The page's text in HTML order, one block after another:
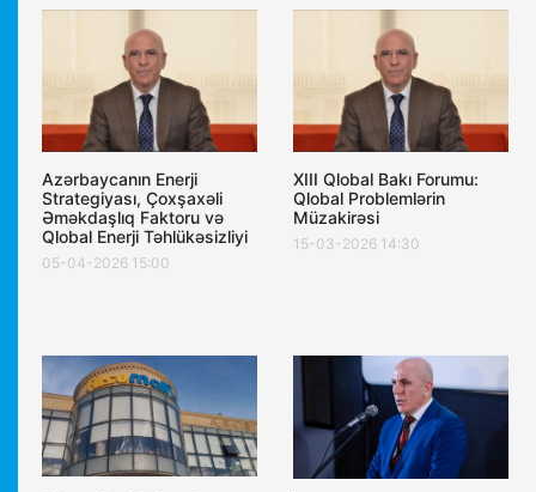
Azərbaycanın Enerji
Strategiyası, Çoxşaxəli
Əməkdaşlıq Faktoru və
Qlobal Enerji Təhlükəsizliyi
05-04-2026 15:00
XIII Qlobal Bakı Forumu:
Qlobal Problemlərin
Müzakirəsi
15-03-2026 14:30